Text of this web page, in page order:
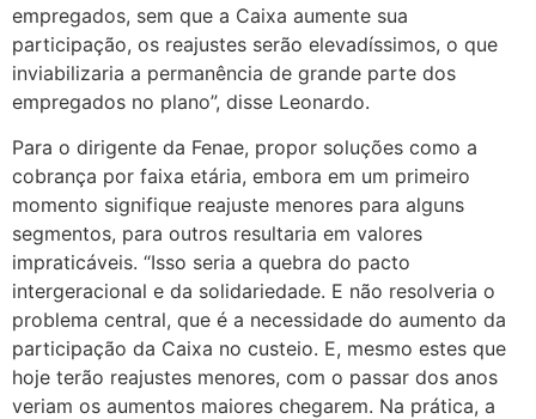
empregados, sem que a Caixa aumente sua
participação, os reajustes serão elevadíssimos, o que
inviabilizaria a permanência de grande parte dos
empregados no plano”, disse Leonardo.
Para o dirigente da Fenae, propor soluções como a
cobrança por faixa etária, embora em um primeiro
momento signifique reajuste menores para alguns
segmentos, para outros resultaria em valores
impraticáveis. “Isso seria a quebra do pacto
intergeracional e da solidariedade. E não resolveria o
problema central, que é a necessidade do aumento da
participação da Caixa no custeio. E, mesmo estes que
hoje terão reajustes menores, com o passar dos anos
veriam os aumentos maiores chegarem. Na prática, a